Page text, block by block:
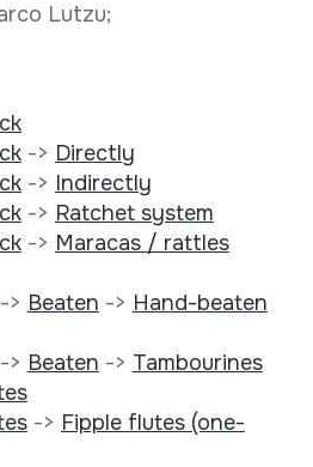
Lutzu;
-> Directly
-> Indirectly
-> Ratchet system
-> Maracas / rattles
Beaten -> Hand-beaten
Beaten -> Tambourines
-> Fipple flutes (one-